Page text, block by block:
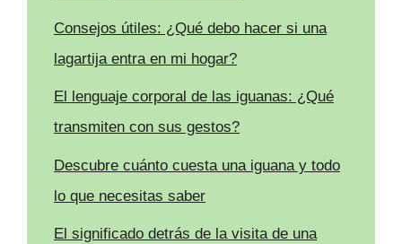
Consejos útiles: ¿Qué debo hacer si una
lagartija entra en mi hogar?
El lenguaje corporal de las iguanas: ¿Qué
transmiten con sus gestos?
Descubre cuánto cuesta una iguana y todo
lo que necesitas saber
El significado detrás de la visita de una